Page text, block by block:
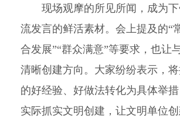
现场观摩的所见所闻，成为下
流发言的鲜活素材。会上提及的“
合发展”“群众满意”等要求，也让
清晰创建方向。大家纷纷表示，
的好经验、好做法转化为具体举
实际抓实文明创建，让文明单位